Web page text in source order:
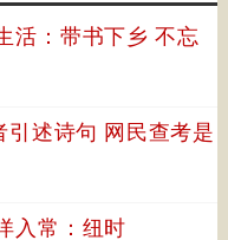
活：带书下乡 不忘
述诗句 网民查考是
入常：纽时